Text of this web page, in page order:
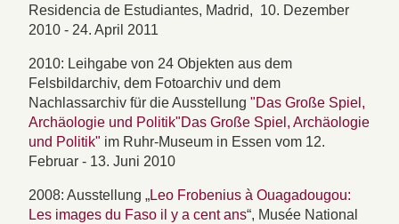
Residencia de Estudiantes, Madrid, 10. Dezember
2010 - 24. April 2011
2010: Leihgabe von 24 Objekten aus dem
Felsbildarchiv, dem Fotoarchiv und dem
Nachlassarchiv für die Ausstellung "Das Große Spiel,
Archäologie und Politik"Das Große Spiel, Archäologie
und Politik" im Ruhr-Museum in Essen vom 12.
Februar - 13. Juni 2010
2008: Ausstellung „Leo Frobenius à Ouagadougou:
Les images du Faso il y a cent ans“, Musée National